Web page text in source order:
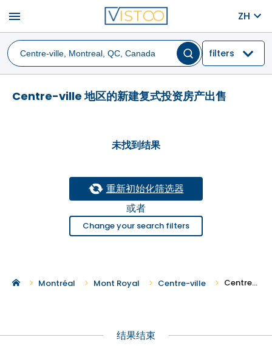
menu ZH
filters
Centre-ville 地区的新建复式投资房产出售
未找到结果
重新初始化筛选器
或者
Change your search filters
Montréal Mont Royal Centre-ville Centre-ville 地区的新建复式投资房产出售
结果结束